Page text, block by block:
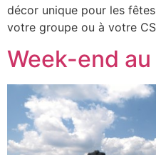
décor unique pour les
votre groupe ou à votre
Week-end au